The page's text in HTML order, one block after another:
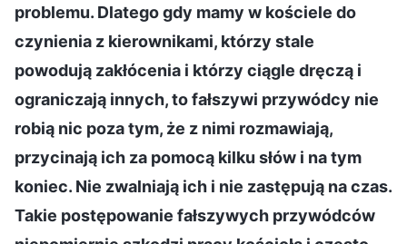
problemu. Dlatego gdy mamy w kościele do
czynienia z kierownikami, którzy stale
powodują zakłócenia i którzy ciągle dręczą i
ograniczają innych, to fałszywi przywódcy nie
robią nic poza tym, że z nimi rozmawiają,
przycinają ich za pomocą kilku słów i na tym
koniec. Nie zwalniają ich i nie zastępują na czas.
Takie postępowanie fałszywych przywódców